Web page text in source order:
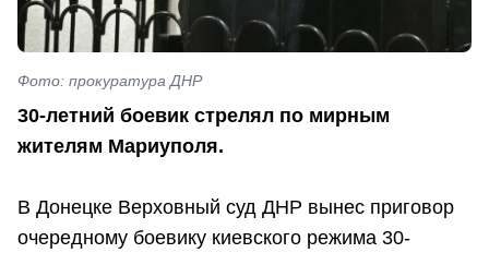
Фото: прокуратура ДНР
30-летний боевик стрелял по мирным
жителям Мариуполя.
В Донецке Верховный суд ДНР вынес приговор
очередному боевику киевского режима 30-